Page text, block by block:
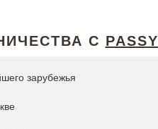
С PASSY
зарубежья